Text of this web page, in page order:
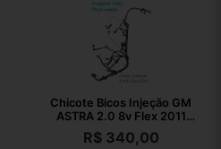
Chicote Bicos Injeção GM
ASTRA 2.0 8v Flex 2011
94701436
R$340,00